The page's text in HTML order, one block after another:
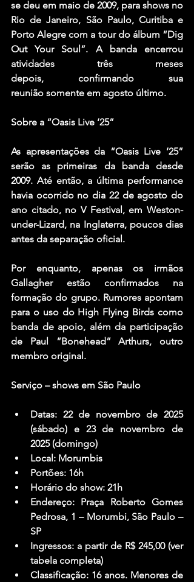
se deu em maio de 2009, para shows no
Rio de Janeiro, São Paulo, Curitiba e
Porto Alegre com a tour do álbum “Dig
Out Your Soul”. A banda encerrou
atividades três meses
depois, confirmando sua
reunião somente em agosto último.
Sobre a “Oasis Live ‘25”
As apresentações da “Oasis Live ‘25”
serão as primeiras da banda desde
2009. Até então, a última performance
havia ocorrido no dia 22 de agosto do
ano citado, no V Festival, em Weston-
under-Lizard, na Inglaterra, poucos dias
antes da separação oficial.
Por enquanto, apenas os irmãos
Gallagher estão confirmados na
formação do grupo. Rumores apontam
para o uso do High Flying Birds como
banda de apoio, além da participação
de Paul “Bonehead” Arthurs, outro
membro original.
Serviço – shows em São Paulo
Datas: 22 de novembro de 2025
(sábado) e 23 de novembro de
2025 (domingo)
Local: Morumbis
Portões: 16h
Horário do show: 21h
Endereço: Praça Roberto Gomes
Pedrosa, 1 – Morumbi, São Paulo –
SP
Ingressos: a partir de R$ 245,00 (ver
tabela completa)
Classificação: 16 anos. Menores de